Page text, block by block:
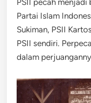
Partai Islam
Sukiman, PSII
PSII sendiri.
dalam